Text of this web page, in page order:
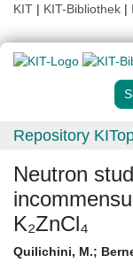
KIT | KIT-Bibliothek |
Repository
Neutron
K₂ZnCl₄
Quilichini, M.;